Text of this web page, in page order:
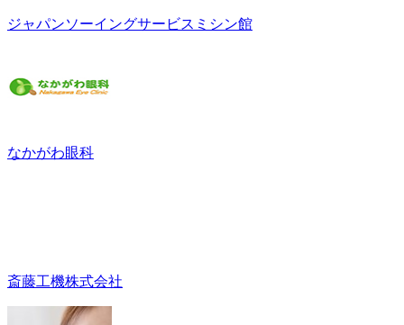
ジャパンソーイングサービスミシン館
なかがわ眼科
斎藤工機株式会社